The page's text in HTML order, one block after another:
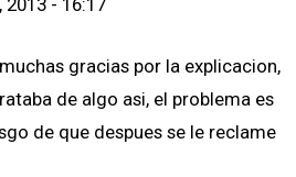
2013 - 16:17
gracias por la explicacion,
de algo asi, el problema es
de que despues se le reclame